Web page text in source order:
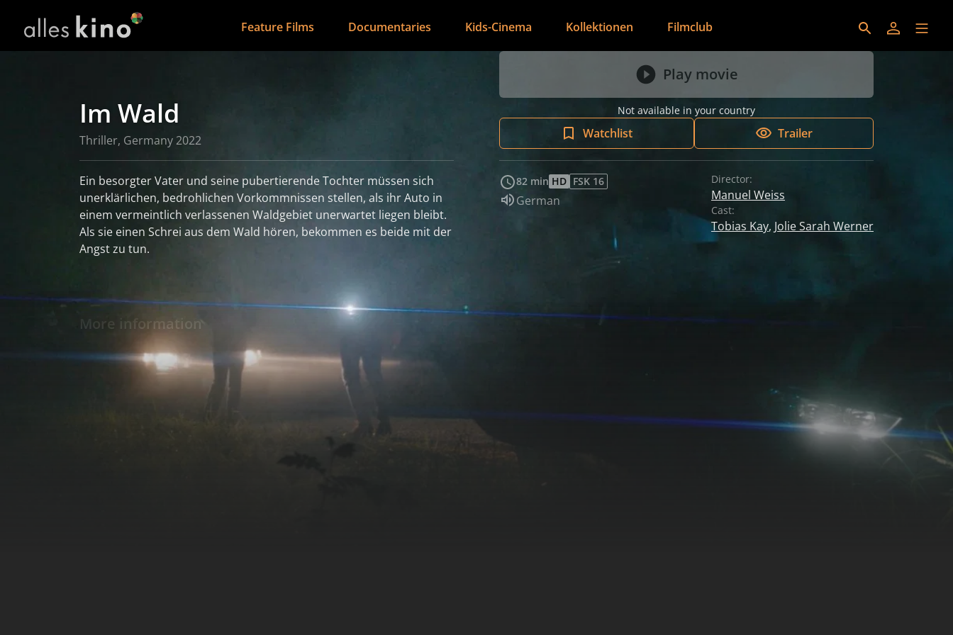
Feature Films Documentaries Kids-Cinema Kollektionen Filmclub
Im Wald
Thriller, Germany 2022
Play movie
Not available in your country
Watchlist Trailer
Ein besorgter Vater und seine pubertierende Tochter müssen sich
unerklärlichen, bedrohlichen Vorkommnissen stellen, als ihr Auto in
einem vermeintlich verlassenen Waldgebiet unerwartet liegen bleibt.
Als sie einen Schrei aus dem Wald hören, bekommen es beide mit der
Angst zu tun.
82 min HD FSK 16
Audio language:
German
Director:
Manuel Weiss
Cast:
Tobias Kay, Jolie Sarah Werner
More information